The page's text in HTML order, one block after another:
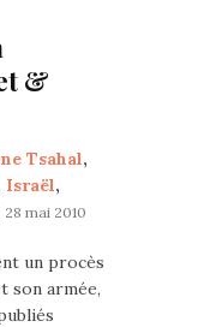
&
Tsahal,
Israël,
28 mai 2010
un procès
son armée,